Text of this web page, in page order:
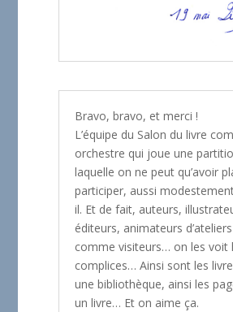
Bravo, bravo, et merci !
L’équipe du Salon du livre
orchestre qui joue une
laquelle on ne peut qu’avoir
participer, aussi
il. Et de fait, auteurs,
éditeurs, animateurs
comme visiteurs… on les voit
complices… Ainsi sont les
une bibliothèque, ainsi les
un livre… Et on aime ça.